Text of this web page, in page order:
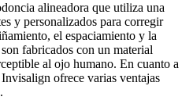
alineadora que utiliza una
y personalizados para corregir
el espaciamiento y la
fabricados con un material
al ojo humano. En cuanto a
ofrece varias ventajas